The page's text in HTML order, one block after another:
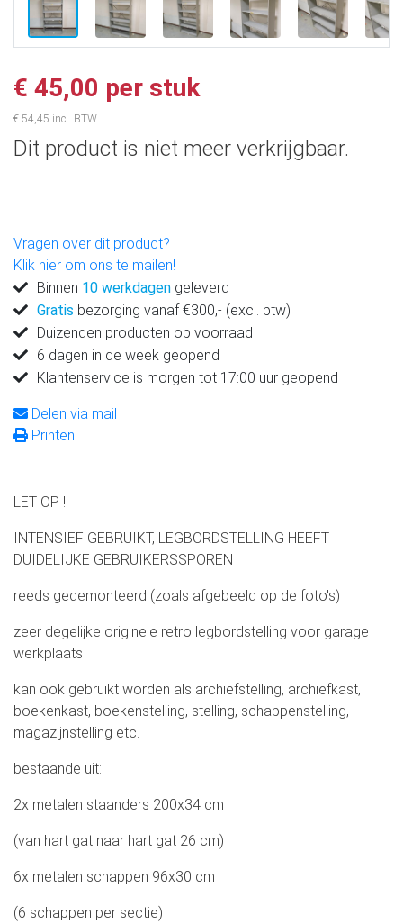
€ 45,00 per stuk
€ 54,45 incl. BTW
Dit product is niet meer verkrijgbaar.
Vragen over dit product?
Klik hier om ons te mailen!
Binnen 10 werkdagen geleverd
Gratis bezorging vanaf €300,- (excl. btw)
Duizenden producten op voorraad
6 dagen in de week geopend
Klantenservice is morgen tot 17:00 uur geopend
Delen via mail
Printen
LET OP !!
INTENSIEF GEBRUIKT, LEGBORDSTELLING HEEFT
DUIDELIJKE GEBRUIKERSSPOREN
reeds gedemonteerd (zoals afgebeeld op de foto's)
zeer degelijke originele retro legbordstelling voor garage
werkplaats
kan ook gebruikt worden als archiefstelling, archiefkast,
boekenkast, boekenstelling, stelling, schappenstelling,
magazijnstelling etc.
bestaande uit:
2x metalen staanders 200x34 cm
(van hart gat naar hart gat 26 cm)
6x metalen schappen 96x30 cm
(6 schappen per sectie)